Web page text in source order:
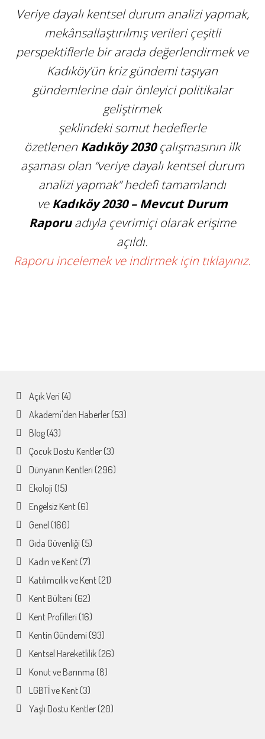
Veriye dayalı kentsel durum analizi yapmak,
mekânsallaştırılmış verileri çeşitli
perspektiflerle bir arada değerlendirmek ve
Kadıköy’ün kriz gündemi taşıyan
gündemlerine dair önleyici politikalar
geliştirmek
şeklindeki somut hedeflerle
özetlenen Kadıköy 2030çalışmasının ilk
aşaması olan “veriye dayalı kentsel durum
analizi yapmak” hedefi tamamlandı
ve Kadıköy 2030 – Mevcut Durum
Raporuadıyla çevrimiçi olarak erişime
açıldı.
Raporu incelemek ve indirmek için tıklayınız.
Açık Veri (4)
Akademi'den Haberler(53)
Blog(43)
Çocuk Dostu Kentler(3)
Dünyanın Kentleri (296)
Ekoloji (15)
Engelsiz Kent(6)
Genel (160)
Gıda Güvenliği (5)
Kadın ve Kent(7)
Katılımcılık ve Kent(21)
Kent Bülteni (62)
Kent Profilleri (16)
Kentin Gündemi (93)
Kentsel Hareketlilik(26)
Konut ve Barınma (8)
LGBTİ ve Kent(3)
Yaşlı Dostu Kentler(20)